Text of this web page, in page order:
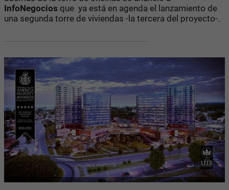
InfoNegocios que ya está en agenda el lanzamiento de
una segunda torre de viviendas -la tercera del proyecto-.